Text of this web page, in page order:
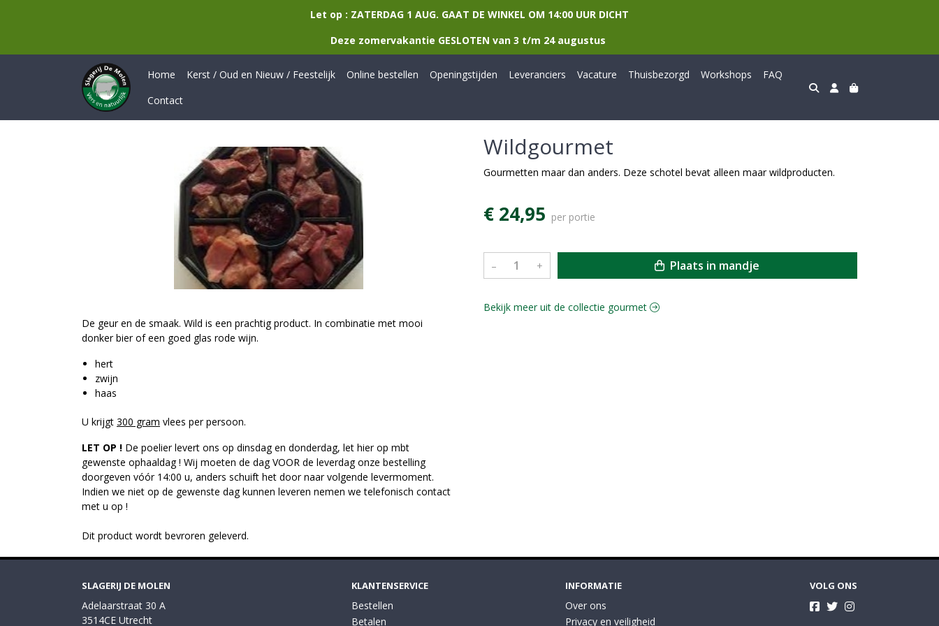
Let op : ZATERDAG 1 AUG. GAAT DE WINKEL OM 14:00 UUR DICHT
Deze zomervakantie GESLOTEN van 3 t/m 24 augustus
Home Kerst / Oud en Nieuw / Feestelijk Online bestellen Openingstijden Leveranciers Vacature Thuisbezorgd Workshops
FAQ
Contact
De geur en de smaak. Wild is een prachtig product. In combinatie met mooi
donker bier of een goed glas rode wijn.
hert
zwijn
haas
U krijgt 300 gram vlees per persoon.
LET OP ! De poelier levert ons op dinsdag en donderdag, let hier op mbt
gewenste ophaaldag ! Wij moeten de dag VOOR de leverdag onze bestelling
doorgeven vóór 14:00 u, anders schuift het door naar volgende levermoment.
Indien we niet op de gewenste dag kunnen leveren nemen we telefonisch contact
met u op !
Dit product wordt bevroren geleverd.
Wildgourmet
Gourmetten maar dan anders. Deze schotel bevat alleen maar wildproducten.
€ 24,95 per portie
– + Plaats in mandje
Bekijk meer uit de collectie gourmet
SLAGERIJ DE MOLEN
Adelaarstraat 30 A
3514CE Utrecht
KLANTENSERVICE
Bestellen
Betalen
INFORMATIE
Over ons
Privacy en veiligheid
VOLG ONS